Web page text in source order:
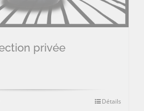
privée
Détails